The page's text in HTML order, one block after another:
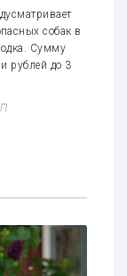
собак в
Сумму
рублей до 3